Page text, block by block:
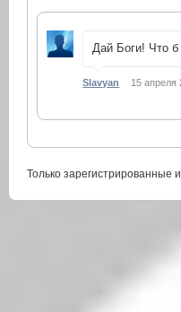
Дай Боги! Что б
Slavyan 15 апреля
Только зарегистрированные